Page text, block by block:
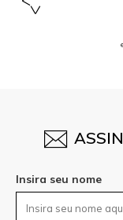
Insira seu nome